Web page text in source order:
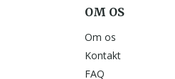
OM OS
Om os
Kontakt
FAQ